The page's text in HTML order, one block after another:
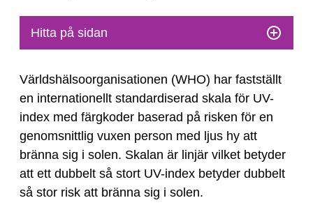
Hitta på sidan
Världshälsoorganisationen (WHO) har fastställt
en internationellt standardiserad skala för UV-
index med färgkoder baserad på risken för en
genomsnittlig vuxen person med ljus hy att
bränna sig i solen. Skalan är linjär vilket betyder
att ett dubbelt så stort UV-index betyder dubbelt
så stor risk att bränna sig i solen.